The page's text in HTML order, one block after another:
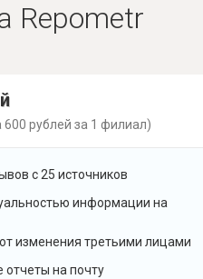
Repometr
рублей за 1 филиал)
с 25 источников
информации на
изменения третьими лицами
отчеты на почту